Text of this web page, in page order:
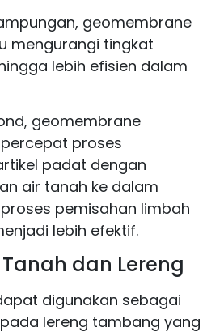
geomembrane
mengurangi tingkat
lebih efisien dalam
geomembrane
proses
padat dengan
air tanah ke dalam
pemisahan limbah
lebih efektif.
dan Lereng
digunakan sebagai
lereng tambang yang